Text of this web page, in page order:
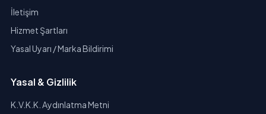
İletişim
Hizmet Şartları
Yasal Uyarı / Marka Bildirimi
Yasal & Gizlilik
K.V.K.K. Aydınlatma Metni